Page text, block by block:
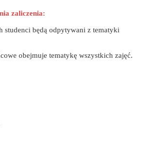
zaliczenia:
studenci będą odpytywani z tematyki
obejmuje tematykę wszystkich zajęć.